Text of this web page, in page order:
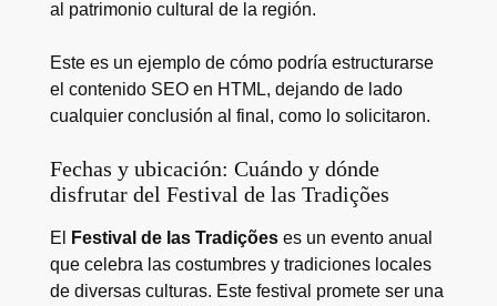
al patrimonio cultural de la región.
Este es un ejemplo de cómo podría estructurarse
el contenido SEO en HTML, dejando de lado
cualquier conclusión al final, como lo solicitaron.
Fechas y ubicación: Cuándo y dónde
disfrutar del Festival de las Tradições
El Festival de las Tradiçõeses un evento anual
que celebra las costumbres y tradiciones locales
de diversas culturas. Este festival promete ser una